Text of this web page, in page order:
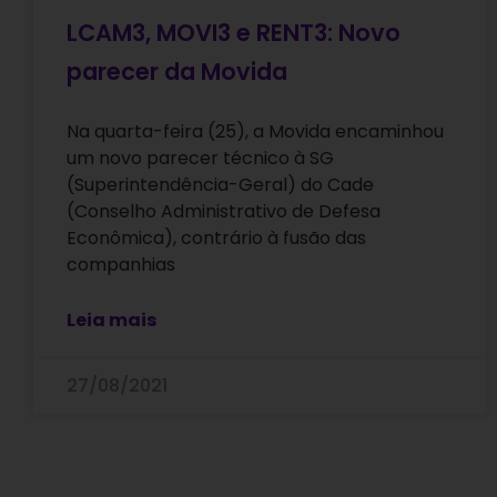
LCAM3, MOVI3 e RENT3: Novo
parecer da Movida
Na quarta-feira (25), a Movida encaminhou
um novo parecer técnico à SG
(Superintendência-Geral) do Cade
(Conselho Administrativo de Defesa
Econômica), contrário à fusão das
companhias
Leia mais